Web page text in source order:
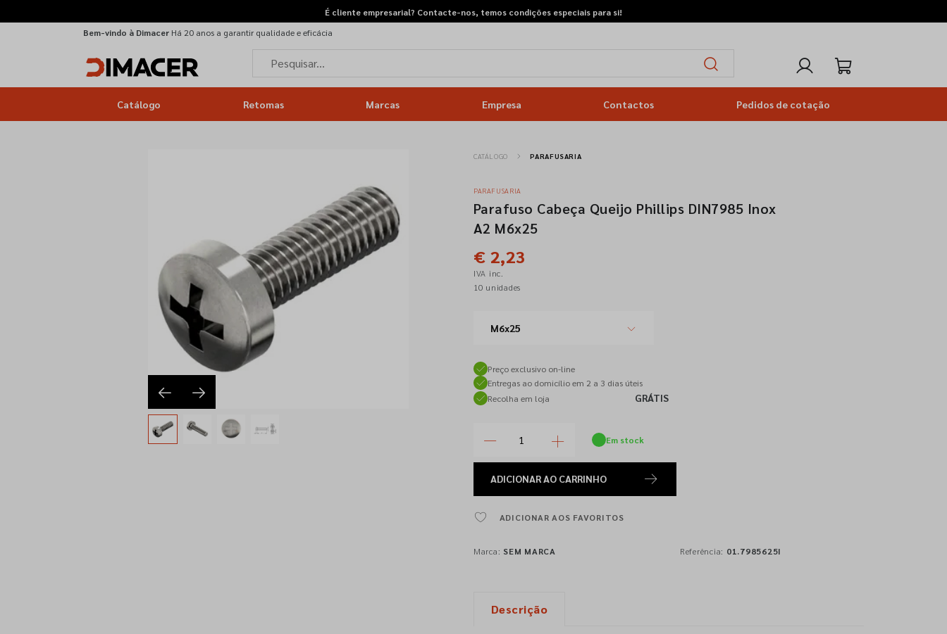
É cliente empresarial? Contacte-nos, temos condições especiais para si!
Bem-vindo à Dimacer Há 20 anos a garantir qualidade e eficácia
Catálogo Retomas Marcas Empresa Contactos Pedidos de cotação
CATÁLOGO PARAFUSARIA
PARAFUSARIA
Parafuso Cabeça Queijo Phillips DIN7985 Inox
A2 M6x25
€ 2,23
IVA inc.
10 unidades
M6x25
Preço exclusivo on-line
Entregas ao domicílio em 2 a 3 dias úteis
Recolha em loja
GRÁTIS
Em stock
ADICIONARAO CARRINHO
ADICIONAR AOS FAVORITOS
Marca: SEM MARCA Referência: 01.7985625I
Descrição